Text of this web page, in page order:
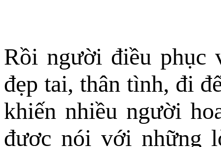
Rồi người điều phục
đẹp tai, thân tình, đi
khiến nhiều người
được nói với những